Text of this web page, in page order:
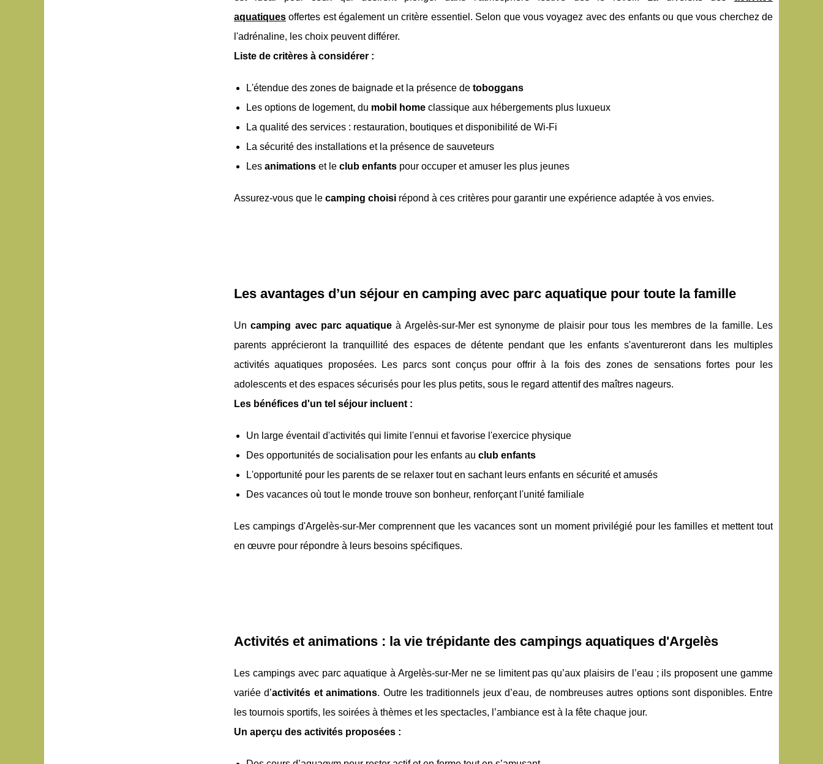
aquatiques offertes est également un critère essentiel. Selon que vous voyagez avec des enfants ou que vous cherchez de
l'adrénaline, les choix peuvent différer.
Liste de critères à considérer :
L'étendue des zones de baignade et la présence de toboggans
Les options de logement, du mobil home classique aux hébergements plus luxueux
La qualité des services : restauration, boutiques et disponibilité de Wi-Fi
La sécurité des installations et la présence de sauveteurs
Les animations et le club enfants pour occuper et amuser les plus jeunes
Assurez-vous que le camping choisi répond à ces critères pour garantir une expérience adaptée à vos envies.
Les avantages d’un séjour en camping avec parc aquatique pour toute la famille
Uncamping avec parc aquatique à Argelès-sur-Mer est synonyme de plaisir pour tous les membres de la famille. Les
parents apprécieront la tranquillité des espaces de détente pendant que les enfants s'aventureront dans les multiples
activités aquatiques proposées. Les parcs sont conçus pour offrir à la fois des zones de sensations fortes pour les
adolescents et des espaces sécurisés pour les plus petits, sous le regard attentif des maîtres nageurs.
Les bénéfices d'un tel séjour incluent :
Un large éventail d'activités qui limite l'ennui et favorise l'exercice physique
Des opportunités de socialisation pour les enfants au club enfants
L'opportunité pour les parents de se relaxer tout en sachant leurs enfants en sécurité et amusés
Des vacances où tout le monde trouve son bonheur, renforçant l'unité familiale
Les campings d'Argelès-sur-Mer comprennent que les vacances sont un moment privilégié pour les familles et mettent tout
en œuvre pour répondre à leurs besoins spécifiques.
Activités et animations : la vie trépidante des campings aquatiques d'Argelès
Les campings avec parc aquatique à Argelès-sur-Mer ne se limitent pas qu’aux plaisirs de l’eau ; ils proposent une gamme
variée d’activités et animations. Outre les traditionnels jeux d’eau, de nombreuses autres options sont disponibles. Entre
les tournois sportifs, les soirées à thèmes et les spectacles, l’ambiance est à la fête chaque jour.
Un aperçu des activités proposées :